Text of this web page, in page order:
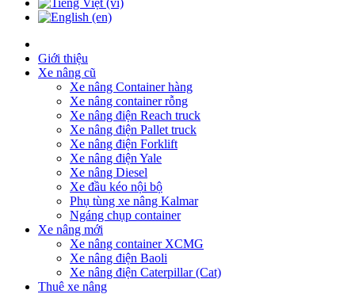
Giới thiệu
Xe nâng cũ
Xe nâng Container hàng
Xe nâng container rỗng
Xe nâng điện Reach truck
Xe nâng điện Pallet truck
Xe nâng điện Forklift
Xe nâng điện Yale
Xe nâng Diesel
Xe đầu kéo nội bộ
Phụ tùng xe nâng Kalmar
Ngáng chụp container
Xe nâng mới
Xe nâng container XCMG
Xe nâng điện Baoli
Xe nâng điện Caterpillar (Cat)
Thuê xe nâng